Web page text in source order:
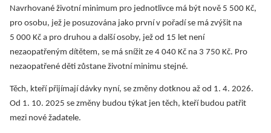
Navrhované životní minimum pro jednotlivce má být nově 5 500 Kč,
pro osobu, jež je posuzována jako první v pořadí se má zvýšit na
5 000 Kč a pro druhou a další osoby, jež od 15 let není
nezaopatřeným dítětem, se má snížit ze 4 040 Kč na 3 750 Kč. Pro
nezaopatřené děti zůstane životní minimu stejné.
Těch, kteří přijímají dávky nyní, se změny dotknou až od 1. 4. 2026.
Od 1. 10. 2025 se změny budou týkat jen těch, kteří budou patřit
mezi nové žadatele.